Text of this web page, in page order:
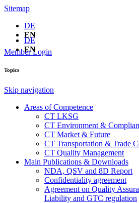
Sitemap
DE
EN
Member Login
DE
EN
Topics
Skip navigation
Areas of Competence
CT LKSG
CT Environment &
CT Market & Future
CT Transportation & Trade
CT Quality Management
Main Publications & Downloads
NDA, QSV and 8D Report
Confidentiality agreement
Agreement on Quality
Liability and GTC regulation